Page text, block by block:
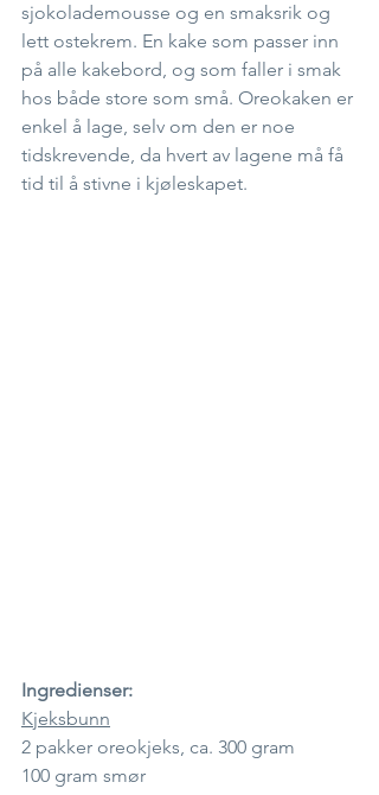
sjokolademousse og en smaksrik og
lett ostekrem. En kake som passer inn
på alle kakebord, og som faller i smak
hos både store som små. Oreokaken er
enkel å lage, selv om den er noe
tidskrevende, da hvert av lagene må få
tid til å stivne i kjøleskapet.
Ingredienser:
Kjeksbunn
2 pakker oreokjeks, ca. 300 gram
100 gram smør